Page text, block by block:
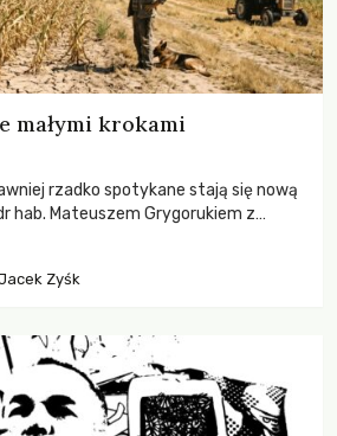
małymi krokami
rzadko spotykane stają się nową
hab. Mateuszem Grygorukiem z
Zyśk